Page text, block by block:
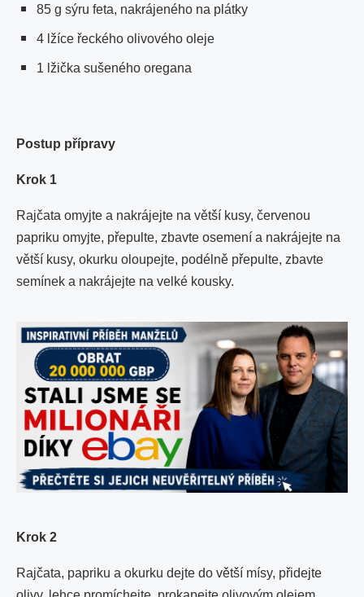
85 g sýru feta, nakrájeného na plátky
4 lžíce řeckého olivového oleje
1 lžička sušeného oregana
Postup přípravy
Krok 1
Rajčata omyjte a nakrájejte na větší kusy, červenou
papriku omyjte, přepulte, zbavte osemení a nakrájejte na
větší kusy, okurku oloupejte, podélně přepulte, zbavte
semínek a nakrájejte na velké kousky.
Krok 2
Rajčata, papriku a okurku dejte do větší mísy, přidejte